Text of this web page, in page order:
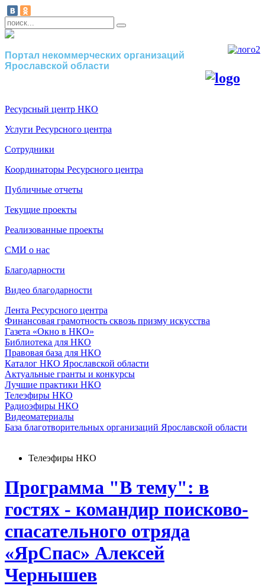
Портал некоммерческих организаций
Ярославской области
Ресурсный центр НКО
Услуги Ресурсного центра
Сотрудники
Координаторы Ресурсного центра
Публичные отчеты
Текущие проекты
Реализованные проекты
СМИ о нас
Благодарности
Видео благодарности
Лента Ресурсного центра
Финансовая грамотность сквозь призму искусства
Газета «Окно в НКО»
Библиотека для НКО
Правовая база для НКО
Каталог НКО Ярославской области
Актуальные гранты и конкурсы
Лучшие практики НКО
Телеэфиры НКО
Радиоэфиры НКО
Видеоматериалы
База благотворительных организаций Ярославской области
Телеэфиры НКО
Программа "В тему": в
гостях - командир поисково-
спасательного отряда
«ЯрСпас» Алексей
Чернышев